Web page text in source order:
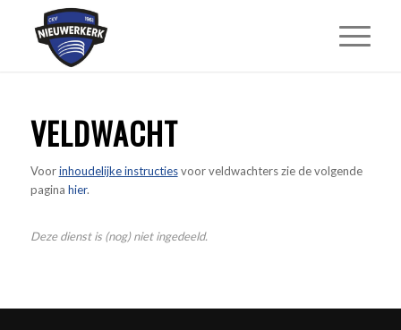
VELDWACHT
Voorinhoudelijke instructiesvoor veldwachters zie de volgende
pagina hier.
Deze dienst is (nog) niet ingedeeld.